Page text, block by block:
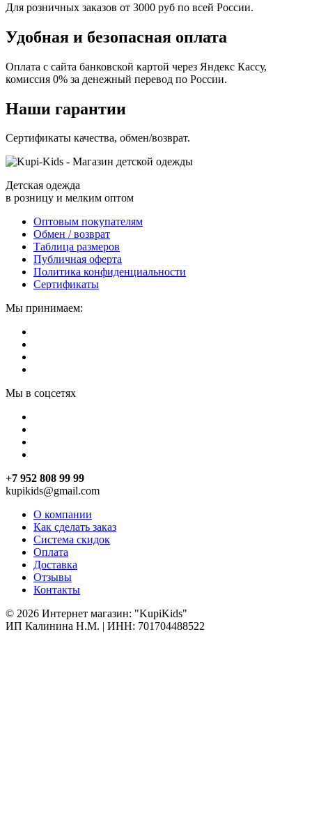
Для розничных заказов от 3000 руб по всей России.
Удобная и безопасная оплата
Оплата с сайта банковской картой через Яндекс Кассу,
комиссия 0% за денежный перевод по России.
Наши гарантии
Сертификаты качества, обмен/возврат.
Детская одежда
в розницу и мелким оптом
Оптовым покупателям
Обмен / возврат
Таблица размеров
Публичная оферта
Политика конфиденциальности
Сертификаты
Мы принимаем:
Мы в соцсетях
+7 952 808 99 99
kupikids@gmail.com
О компании
Как сделать заказ
Система скидок
Оплата
Доставка
Отзывы
Контакты
© 2026 Интернет магазин: "KupiKids"
ИП Калинина Н.М. | ИНН: 701704488522